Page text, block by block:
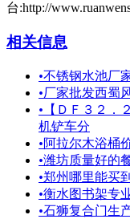
台:http://
相关信息
•不锈钢水池厂
•厂家批发西蜀
• 【ＤＦ３２．
机铲车分
•阿拉尔木浴桶
•潍坊质量好的
•郑州哪里能买
•衡水图书架专
•石狮复合门生